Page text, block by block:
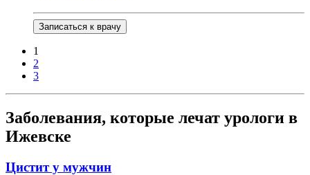
Записаться к врачу
1
2
3
Заболевания, которые лечат урологи в
Ижевске
Цистит у мужчин